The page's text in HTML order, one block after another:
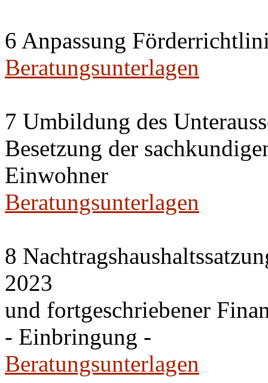
6 Anpassung
Beratungsunterlagen
7 Umbildung des
Besetzung der
Einwohner
Beratungsunterlagen
8
2023
und fortgeschriebener
- Einbringung -
Beratungsunterlagen